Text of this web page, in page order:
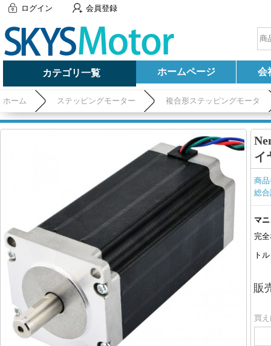
ログイン 会員登録
カテゴリ一覧 ホームページ 会
ホーム ステッピングモーター 複合形ステッピングモータ
イ
商
総
マ
完
ト
販
買